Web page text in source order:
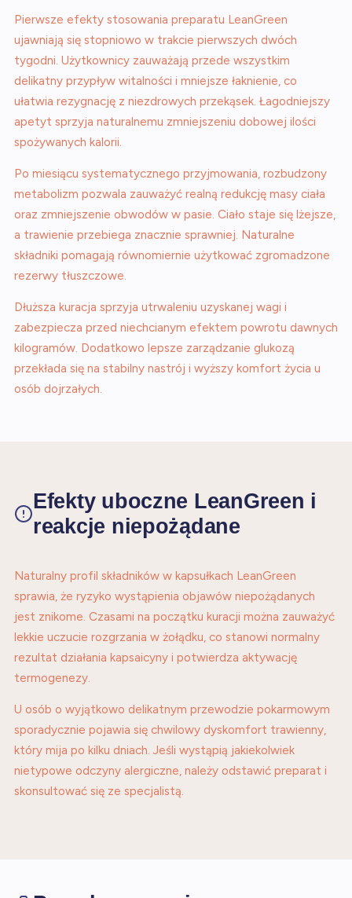
Pierwsze efekty stosowania preparatu LeanGreen
ujawniają się stopniowo w trakcie pierwszych dwóch
tygodni. Użytkownicy zauważają przede wszystkim
delikatny przypływ witalności i mniejsze łaknienie, co
ułatwia rezygnację z niezdrowych przekąsek. Łagodniejszy
apetyt sprzyja naturalnemu zmniejszeniu dobowej ilości
spożywanych kalorii.
Po miesiącu systematycznego przyjmowania, rozbudzony
metabolizm pozwala zauważyć realną redukcję masy ciała
oraz zmniejszenie obwodów w pasie. Ciało staje się lżejsze,
a trawienie przebiega znacznie sprawniej. Naturalne
składniki pomagają równomiernie użytkować zgromadzone
rezerwy tłuszczowe.
Dłuższa kuracja sprzyja utrwaleniu uzyskanej wagi i
zabezpiecza przed niechcianym efektem powrotu dawnych
kilogramów. Dodatkowo lepsze zarządzanie glukozą
przekłada się na stabilny nastrój i wyższy komfort życia u
osób dojrzałych.
Efekty uboczne LeanGreen i
reakcje niepożądane
Naturalny profil składników w kapsułkach LeanGreen
sprawia, że ryzyko wystąpienia objawów niepożądanych
jest znikome. Czasami na początku kuracji można zauważyć
lekkie uczucie rozgrzania w żołądku, co stanowi normalny
rezultat działania kapsaicyny i potwierdza aktywację
termogenezy.
U osób o wyjątkowo delikatnym przewodzie pokarmowym
sporadycznie pojawia się chwilowy dyskomfort trawienny,
który mija po kilku dniach. Jeśli wystąpią jakiekolwiek
nietypowe odczyny alergiczne, należy odstawić preparat i
skonsultować się ze specjalistą.